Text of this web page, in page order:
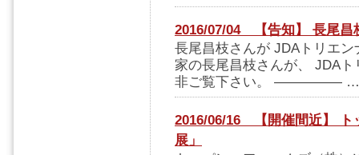
2016/07/04 【告知】 長尾昌
長尾昌枝さんが JDAトリエ
家の長尾昌枝さんが、 JDA
非ご覧下さい。 ————— …
2016/06/16 【開催間近】 ト
展」